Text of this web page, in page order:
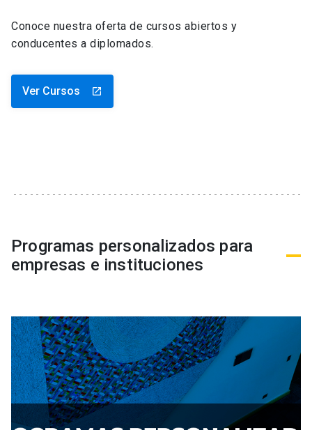
Conoce nuestra oferta de cursos abiertos y
conducentes a diplomados.
Ver Cursos launch
Programas personalizados para
empresas e instituciones